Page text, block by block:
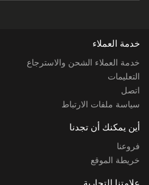
خدمة العملاء
خدمة العملاء الشحن والاسترجاع
التعليمات
اتصل
سياسة ملفات الارتباط
أين يمكنك أن تجدنا
فروعنا
خريطة الموقع